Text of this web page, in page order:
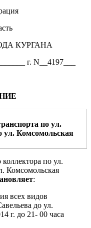
КУРГАНА
г. N__4197___
по ул.
ул. Комсомольская
по ул.
Комсомольская
:
всех видов
до ул.
г. до 21- 00 часа